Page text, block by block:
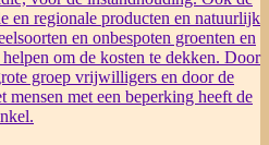
en regionale producten en natuurlijk
en onbespoten groenten en
om de kosten te dekken. Door
groep vrijwilligers en door de
mensen met een beperking heeft de